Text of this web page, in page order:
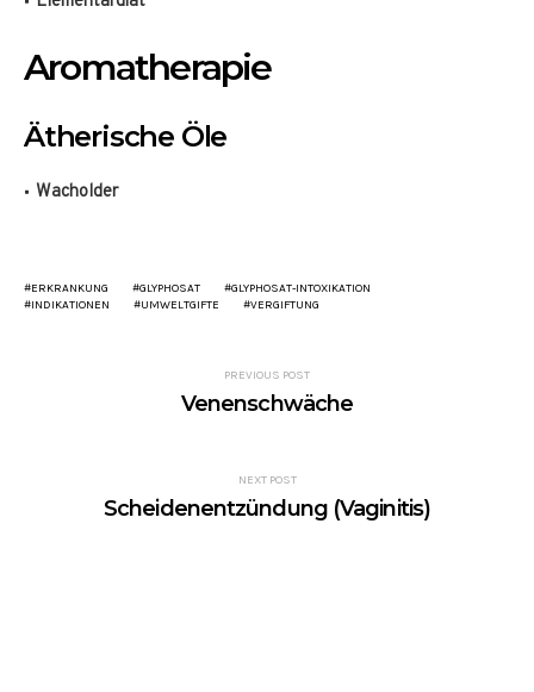
Aromatherapie
Ätherische Öle
Wacholder
ERKRANKUNG GLYPHOSAT
GLYPHOSAT-INTOXIKATION
INDIKATIONEN
UMWELTGIFTE VERGIFTUNG
PREVIOUS POST
Venenschwäche
NEXT POST
Scheidenentzündung (Vaginitis)